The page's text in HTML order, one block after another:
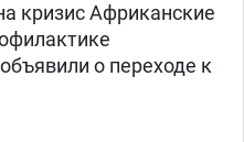
кризис Африканские
о переходе к